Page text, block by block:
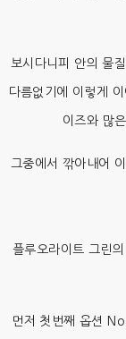
보시다니피 안의 물
다름없기에 이렇게
이즈와 많
그중에서 깎아내어
플루오라이트 그린
먼저 첫번째 옵션